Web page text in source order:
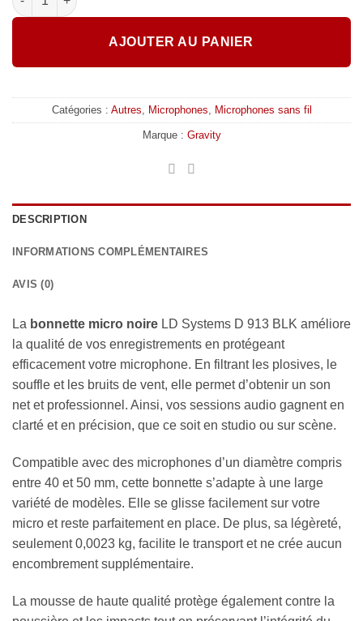
AJOUTER AU PANIER
Catégories : Autres Microphones Microphones sans fil
Marque : Gravity
DESCRIPTION
INFORMATIONS COMPLÉMENTAIRES
AVIS (0)
La bonnette micro noire LD Systems D 913 BLK améliore
la qualité de vos enregistrements en protégeant
efficacement votre microphone. En filtrant les plosives, le
souffle et les bruits de vent, elle permet d’obtenir un son
net et professionnel. Ainsi, vos sessions audio gagnent en
clarté et en précision, que ce soit en studio ou sur scène.
Compatible avec des microphones d’un diamètre compris
entre 40 et 50 mm, cette bonnette s’adapte à une large
variété de modèles. Elle se glisse facilement sur votre
micro et reste parfaitement en place. De plus, sa légèreté,
seulement 0,0023 kg, facilite le transport et ne crée aucun
encombrement supplémentaire.
La mousse de haute qualité protège également contre la